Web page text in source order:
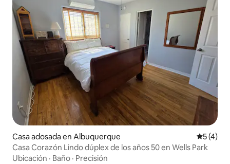
Casa adosada en Albuquerque
5 (4)
Casa Corazón Lindo dúplex de los años 50 en Wells Park
Ubicación · Baño · Precisión